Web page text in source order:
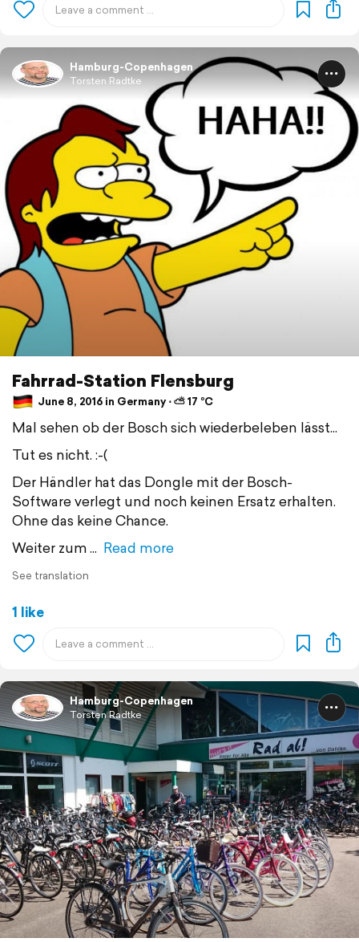
Hamburg-Copenhagen
Torsten Radtke
Fahrrad-Station Flensburg
June 8, 2016 in Germany ⋅ ⛅ 17 °C
Mal sehen ob der Bosch sich wiederbeleben lässt...
Tut es nicht. :-(
Der Händler hat das Dongle mit der Bosch-
Software verlegt und noch keinen Ersatz erhalten.
Ohne das keine Chance.
Weiter zum
Read more
See translation
1 like
Hamburg-Copenhagen
Torsten Radtke